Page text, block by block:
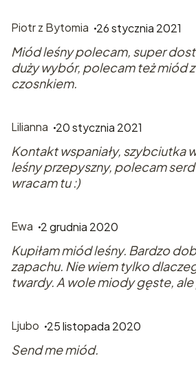
Piotr z Bytomia 26 stycznia 2021
Miód leśny polecam, super
duży wybór, polecam też miód
czosnkiem.
Lilianna 20 stycznia 2021
Kontakt wspaniały, szybciutka
leśny przepyszny, polecam
wracam tu :)
Ewa 2 grudnia 2020
Kupiłam miód leśny. Bardzo
zapachu. Nie wiem tylko
twardy. A wole miody gęste, ale
Ljubo 25 listopada 2020
Send me miód.